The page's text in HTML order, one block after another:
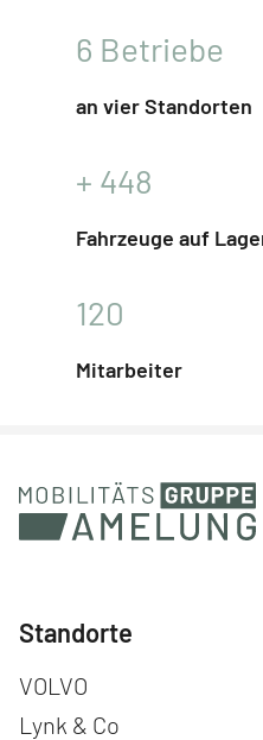
6 Betriebe
an vier Standorten
+ 448
Fahrzeuge auf
120
Mitarbeiter
Standorte
Navigation überspringen
VOLVO
Lynk & Co